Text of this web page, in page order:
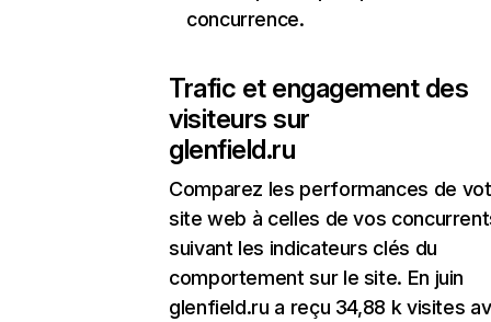
concurrence.
Trafic et engagement des
visiteurs sur
glenfield.ru
Comparez les performances de
site web à celles de vos
suivant les indicateurs clés du
comportement sur le site. En juin
glenfield.ru a reçu 34,88 k visites